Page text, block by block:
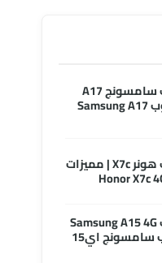
سعر ومواصفات سامسونج A17
ومميزات والعيوب Samsung A17
سعر ومواصفات هونر X7c | مميزات
سعر ومواصفات Samsung A15 4G
– مميزات وعيوب سامسونج اي15